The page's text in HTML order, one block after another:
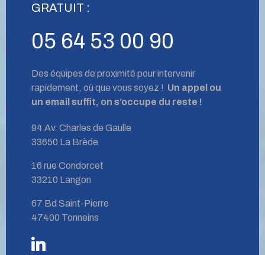
GRATUIT :
05 64 53 00 90
Des équipes de proximité pour intervenir
rapidement, où que vous soyez ! Un appel ou
un email suffit, on s’occupe du reste !
94 Av. Charles de Gaulle
33650 La Brède
16 rue Condorcet
33210 Langon
67 Bd Saint-Pierre
47400 Tonneins